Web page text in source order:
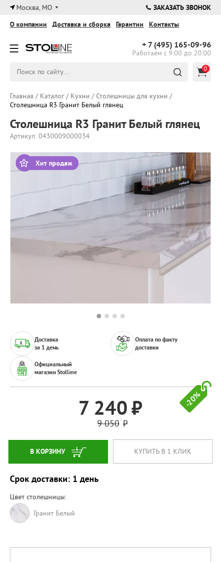
×
Москва, МО ЗАКАЗАТЬ ЗВОНОК
+ 7 (495) 165-09-96
Работаем с 9:00 до 20:00
О компании Доставка и сборка Гарантии Контакты
0
Главная / Каталог/ Кухни /Столешницы для кухни /
Столешница R3 Гранит Белый глянец
Столешница R3 Гранит Белый глянец
Артикул: 0430009000034
-20%
Хит продаж
Доставка
за 1 день
Официальный
магазин Stolline
Оплата по факту
доставки
7 240
9 050
В КОРЗИНУ КУПИТЬ В 1 КЛИК
Срок доставки: 1 день
Цвет столешницы:
Гранит Белый